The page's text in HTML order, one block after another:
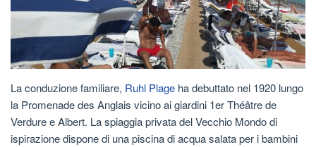
La conduzione familiare, Ruhl Plage ha debuttato nel 1920 lungo
la Promenade des Anglais vicino ai giardini 1er Théâtre de
Verdure e Albert. La spiaggia privata del Vecchio Mondo di
ispirazione dispone di una piscina di acqua salata per i bambini